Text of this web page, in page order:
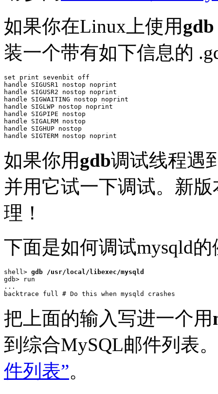
如果你在Linux上使用gdb
装一个带有如下信息的
set print sevenbit off
handle SIGUSR1 nostop noprint
handle SIGUSR2 nostop noprint
handle SIGWAITING nostop noprint
handle SIGLWP nostop noprint
handle SIGPIPE nostop
handle SIGALRM nostop
handle SIGHUP nostop
如果你用gdb调试线程遇
并用它试一下调试。新
理！
下面是如何调试mysqld
shell> gdb /usr/local/libexec/mysqld
gdb> run
...
把上面的输入写进一个用
到综合MySQL邮件列表
件列表”。